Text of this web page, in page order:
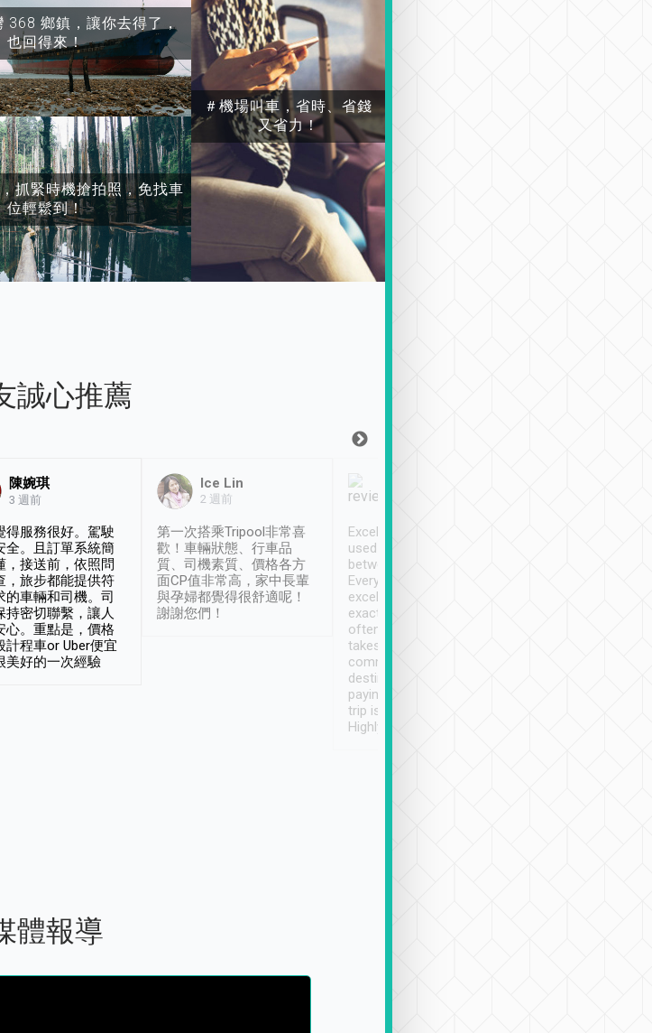
368 鄉鎮，讓你去得了，
也回得來！
抓緊時機搶拍照，免找車
位輕鬆到！
＃機場叫車，省時、省錢
又省力！
誠心推薦
陳婉琪
3 週前
得服務很好。駕駛
全。且訂單系統簡
，接送前，依照問
，旅步都能提供符
的車輛和司機。司
持密切聯繫，讓人
心。重點是，價格
計程車or Uber便宜
美好的一次經驗
Ice Lin
2 週前
第一次搭乘Tripool非常喜
歡！車輛狀態、行車品
質、司機素質、價格各方
面CP值非常高，家中長輩
與孕婦都覺得很舒適呢！
謝謝您們！
Excellent service. We have
used Tripool to travel
between cities in Taiwan.
Every driver has been
excellent and arrives
exactly on time. As there is
often limited English it
takes the difficulty out of
communicating the
destination details and
paying online prior to the
trip is very convenient.
Highly recommended
體報導